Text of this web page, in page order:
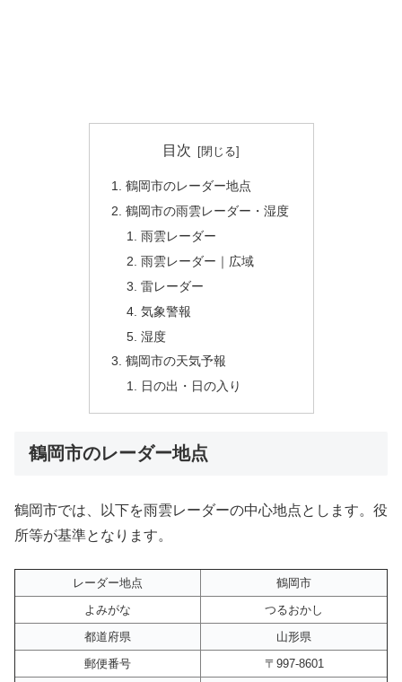
目次
鶴岡市のレーダー地点
鶴岡市の雨雲レーダー・湿度
雨雲レーダー
雨雲レーダー｜広域
雷レーダー
気象警報
湿度
鶴岡市の天気予報
日の出・日の入り
鶴岡市のレーダー地点
鶴岡市では、以下を雨雲レーダーの中心地点とします。役
所等が基準となります。
レーダー地点
鶴岡市
よみがな
つるおかし
都道府県
山形県
郵便番号
〒997-8601